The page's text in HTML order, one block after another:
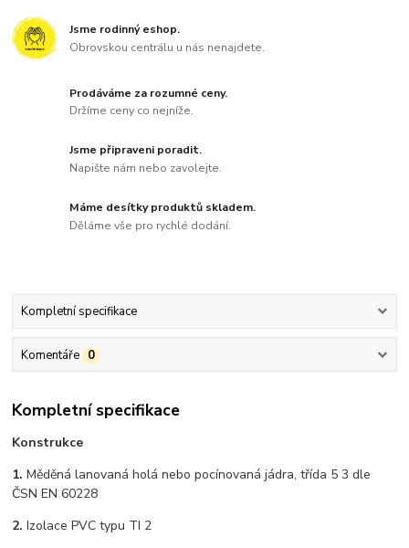
Jsme rodinný eshop.
Obrovskou centrálu u nás nenajdete.
Prodáváme za rozumné ceny.
Držíme ceny co nejníže.
Jsme připraveni poradit.
Napište nám nebo zavolejte.
Máme desítky produktů skladem.
Děláme vše pro rychlé dodání.
Kompletní specifikace
Komentáře 0
Kompletní specifikace
Konstrukce
1. Měděná lanovaná holá nebo pocínovaná jádra, třída 5 3 dle
ČSN EN 60228
2. Izolace PVC typu TI 2